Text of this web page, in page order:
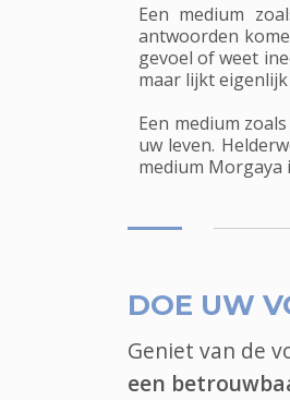
Een medium
antwoorden
gevoel of weet
maar lijkt
Een medium
uw leven.
medium Morgaya
DOE UW
Geniet van de
een